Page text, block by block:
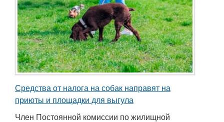
Средства от налога на собак направят на
приюты и площадки для выгула
Член Постоянной комиссии по жилищной